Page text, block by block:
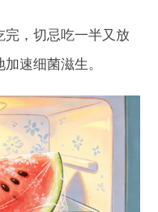
完，切忌吃一半又放
速细菌滋生。